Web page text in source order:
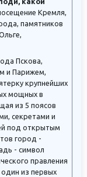
Кремля,
памятников
Пскова,
и Парижем,
крупнейших
мощных в
из 5 поясов
секретами и
под открытым
город -
- символ
правления
из первых